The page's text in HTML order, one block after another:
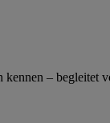
– begleitet
Quellen,